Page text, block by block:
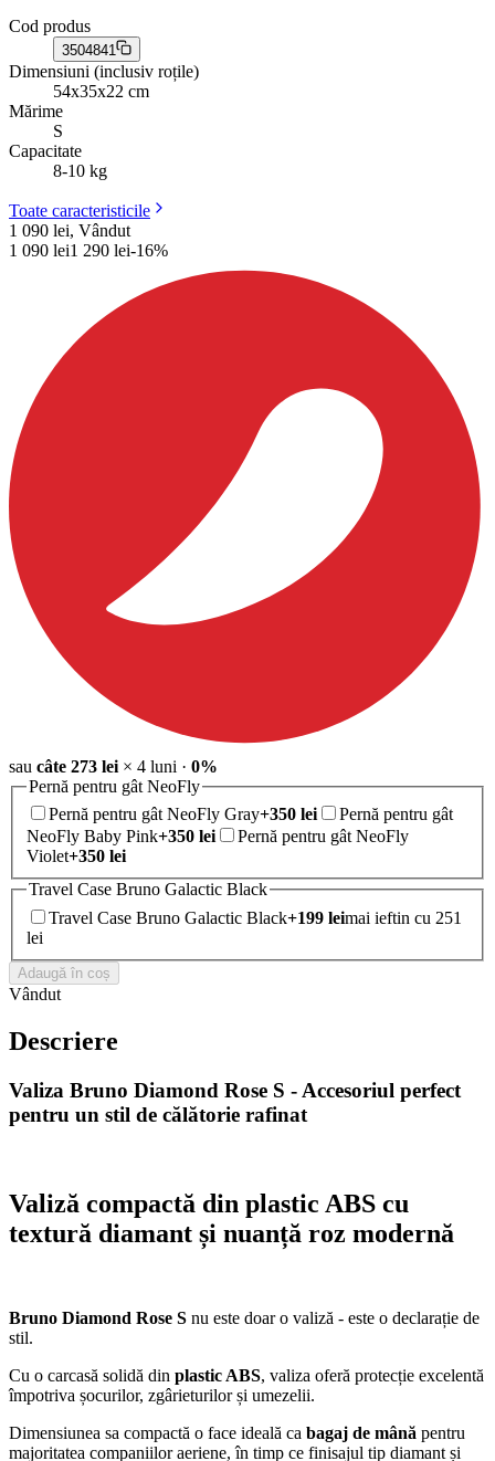
Cod produs
3504841
Dimensiuni (inclusiv roțile)
54x35x22 cm
Mărime
S
Capacitate
8-10 kg
Toate caracteristicile
1 090 lei, Vândut
1 090 lei1 290 lei-16%
sau câte 273 lei × 4 luni · 0%
Pernă pentru gât NeoFly
Pernă pentru gât NeoFly Gray+350 lei
Pernă pentru gât
NeoFly Baby Pink+350 lei
Pernă pentru gât NeoFly
Violet+350 lei
Travel Case Bruno Galactic Black
Travel Case Bruno Galactic Black+199 leimai ieftin cu 251
lei
Adaugă în coș
Vândut
Descriere
Valiza Bruno Diamond Rose S - Accesoriul perfect
pentru un stil de călătorie rafinat
Valiză compactă din plastic ABS cu
textură diamant și nuanță roz modernă
Bruno Diamond Rose S nu este doar o valiză - este o declarație de
stil.
Cu o carcasă solidă din plastic ABS, valiza oferă protecție excelentă
împotriva șocurilor, zgârieturilor și umezelii.
Dimensiunea sa compactă o face ideală ca bagaj de mână pentru
majoritatea companiilor aeriene, în timp ce finisajul tip diamant și